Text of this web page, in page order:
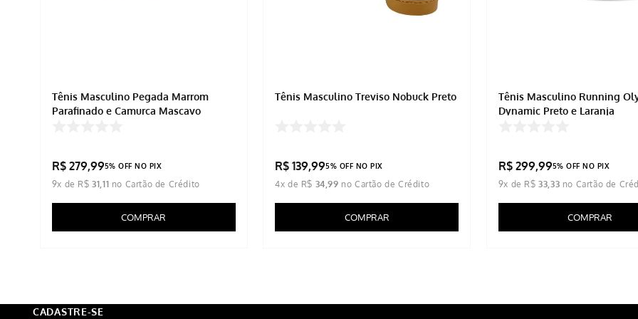
Tênis Masculino Pegada Marrom
Parafinado e Camurça Mascavo
R$ 279,995% OFF NO PIX
9x de R$ 31,11
COMPRAR
Tênis Masculino Treviso Nobuck Preto
R$ 139,995% OFF NO PIX
4x de R$ 34,99
COMPRAR
Tênis Masculino Running
Dynamic Preto e Laranja
R$ 299,995% OFF NO PIX
9x de R$ 33,33
COMPRAR
CADASTRE-SE